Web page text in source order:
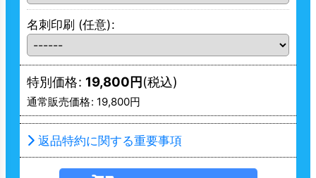
名刺印刷 (任意):
特別価格: 19,800円(税込)
通常販売価格: 19,800円
返品特約に関する重要事項